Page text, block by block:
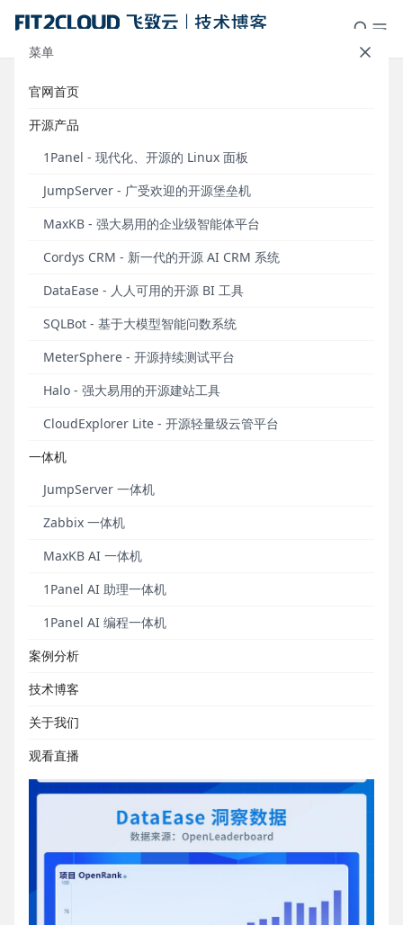
菜单
官网首页
开源产品
1Panel - 现代化、开源的 Linux 面板
JumpServer - 广受欢迎的开源堡垒机
MaxKB - 强大易用的企业级智能体平台
Cordys CRM - 新一代的开源 AI CRM 系统
DataEase - 人人可用的开源 BI 工具
SQLBot - 基于大模型智能问数系统
MeterSphere - 开源持续测试平台
Halo - 强大易用的开源建站工具
CloudExplorer Lite - 开源轻量级云管平台
一体机
JumpServer 一体机
Zabbix 一体机
MaxKB AI 一体机
1Panel AI 助理一体机
1Panel AI 编程一体机
案例分析
技术博客
关于我们
观看直播
DataEase开源项目GitHub Star数突
破10000！
开源项目——DataEase开源数据可视化分析平台
GitHub Star数超过10000个！